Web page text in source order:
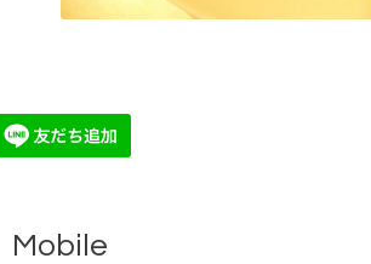
Mobile